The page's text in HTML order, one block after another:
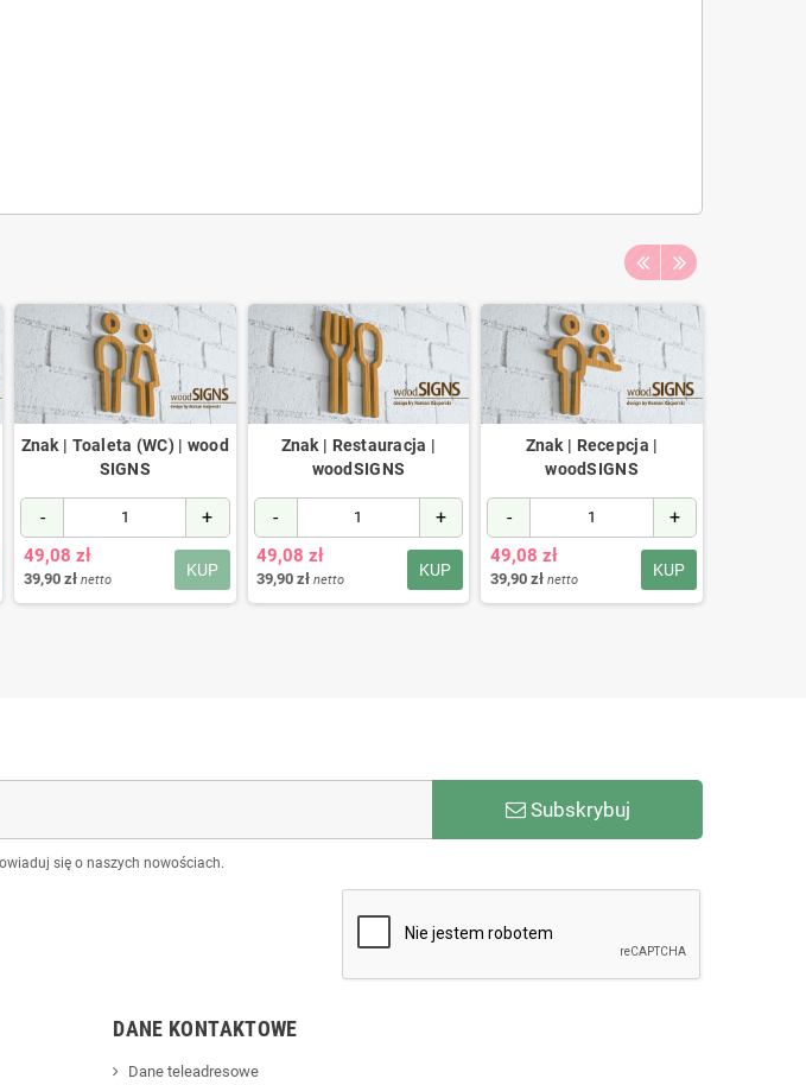
Znak | Toaleta (WC) | wood
SIGNS
- +
KUP
49,08 zł
39,90 zł netto
Znak | Restauracja |
woodSIGNS
- +
KUP
49,08 zł
39,90 zł netto
Znak | Recepcja |
woodSIGNS
- +
KUP
49,08 zł
39,90 zł netto
Subskrybuj
się o naszych nowościach.
DANE KONTAKTOWE
Dane teleadresowe